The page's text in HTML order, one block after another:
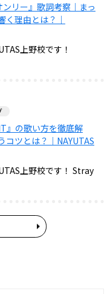
リー』歌詞考察｜まっ
く理由とは？｜
上野校です！
』の歌い方を徹底解
コツとは？｜NAYUTAS
上野校です！ Stray